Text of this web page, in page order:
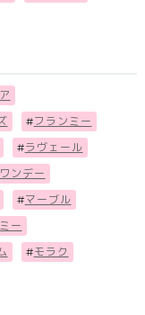
#フランミー
#ラヴェール
ンデー
#マーブル
ー
#モラク